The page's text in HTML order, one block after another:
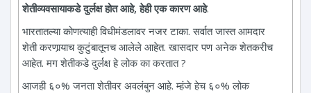
शेतीव्यवसायाकडे दुर्लक्ष होत आहे, हेही एक कारण आहे.
भारतातल्या कोणत्याही विधीमंडलावर नजर टाका. सर्वात जास्त आमदार
शेती करणार्‍याच कुटुंबातूनच आलेले आहेत. खासदार पण अनेक शेतकरीच
आहेत. मग शेतीकडे दुर्लक्ष हे लोक का करतात ?
आजही ६०% जनता शेतीवर अवलंबुन आहे. म्हंजे हेच ६०% लोक